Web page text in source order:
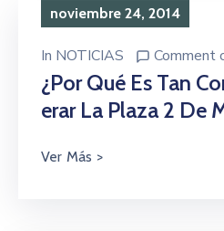
noviembre 24, 2014
In NOTICIAS Comment
¿Por Qué Es Tan
Erar La Plaza 2 De